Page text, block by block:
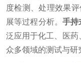
度检测、处理效果
展等过程分析。手持
泛应用于化工、医
众多领域的测试与研